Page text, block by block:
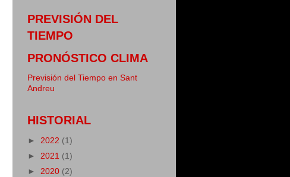
PREVISIÓN DEL
TIEMPO
PRONÓSTICO CLIMA
Previsión del Tiempo en Sant
Andreu
HISTORIAL
► 2022 (1)
► 2021 (1)
► 2020 (2)